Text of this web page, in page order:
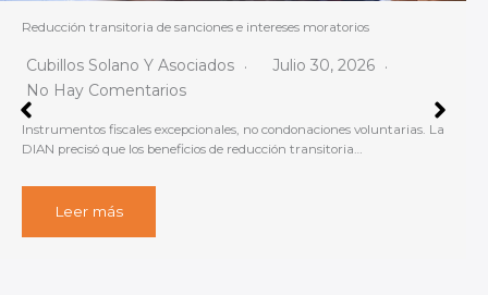
Bogotá fija obligados, contenido y plazos para el reporte de
información exógena del año gravable 2025
Cubillos Solano Y Asociados
Julio 29, 2026
Obligados, contenido y plazos para el reporte de información exógena